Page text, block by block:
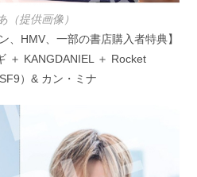
（提供画像）
、HMV、一部の書店購入者特典】
＋ KANGDANIEL ＋ Rocket
）& カン・ミナ